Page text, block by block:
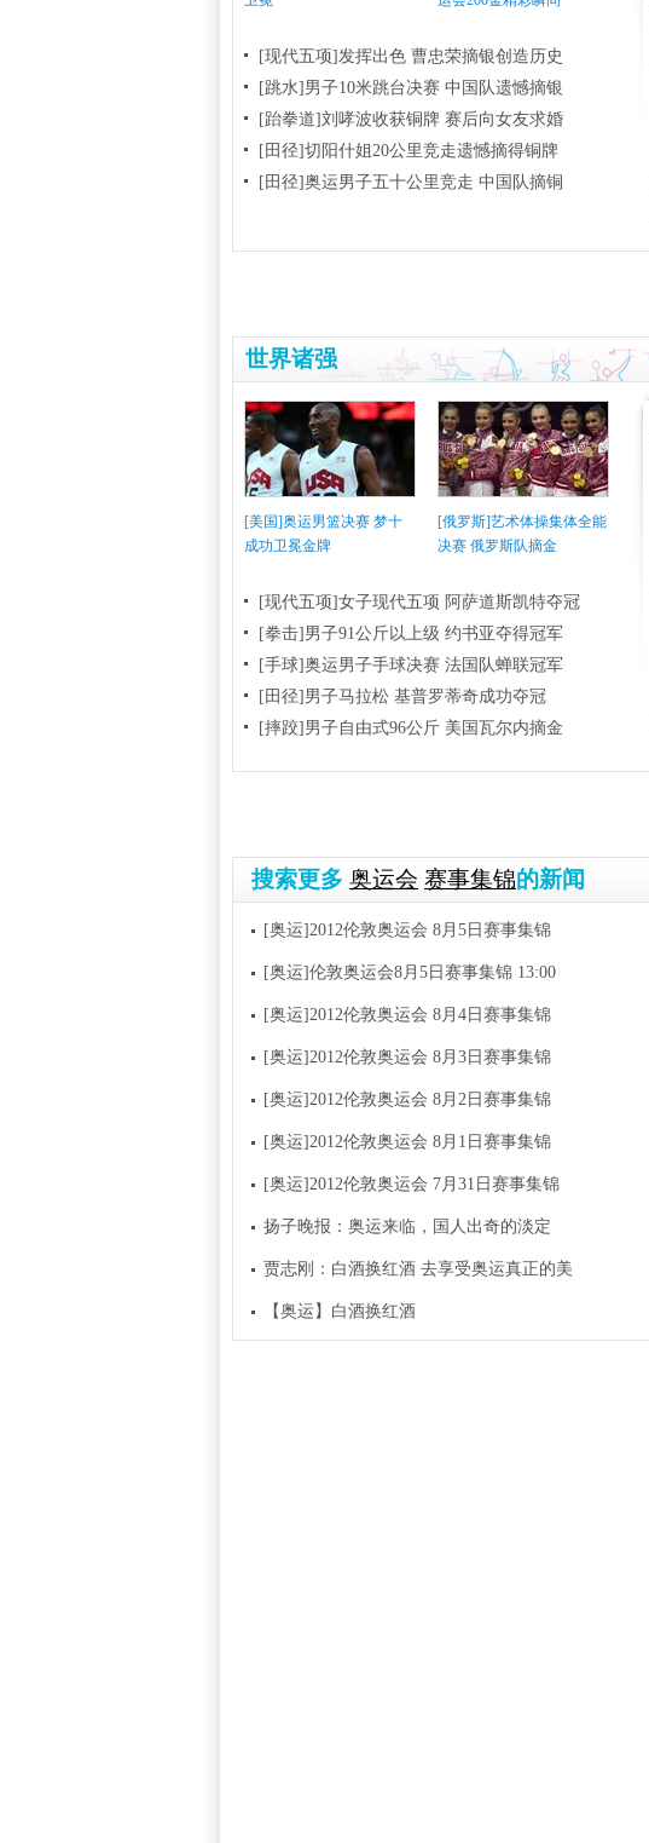
[现代五项]发挥出色 曹忠荣摘银创造历史
[跳水]男子10米跳台决赛 中国队遗憾摘银
[跆拳道]刘哮波收获铜牌 赛后向女友求婚
[田径]切阳什姐20公里竞走遗憾摘得铜牌
[田径]奥运男子五十公里竞走 中国队摘铜
世界诸强
[美国]奥运男篮决赛 梦十
成功卫冕金牌
[俄罗斯]艺术体操集体全能
决赛 俄罗斯队摘金
[现代五项]女子现代五项 阿萨道斯凯特夺冠
[拳击]男子91公斤以上级 约书亚夺得冠军
[手球]奥运男子手球决赛 法国队蝉联冠军
[田径]男子马拉松 基普罗蒂奇成功夺冠
[摔跤]男子自由式96公斤 美国瓦尔内摘金
搜索更多 奥运会 赛事集锦的新闻
[奥运]2012伦敦奥运会 8月5日赛事集锦
[奥运]伦敦奥运会8月5日赛事集锦 13:00
[奥运]2012伦敦奥运会 8月4日赛事集锦
[奥运]2012伦敦奥运会 8月3日赛事集锦
[奥运]2012伦敦奥运会 8月2日赛事集锦
[奥运]2012伦敦奥运会 8月1日赛事集锦
[奥运]2012伦敦奥运会 7月31日赛事集锦
扬子晚报：奥运来临，国人出奇的淡定
贾志刚：白酒换红酒 去享受奥运真正的美
【奥运】白酒换红酒